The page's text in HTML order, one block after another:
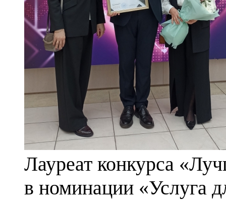
Лауреат конкурса
в номинации «Услуга